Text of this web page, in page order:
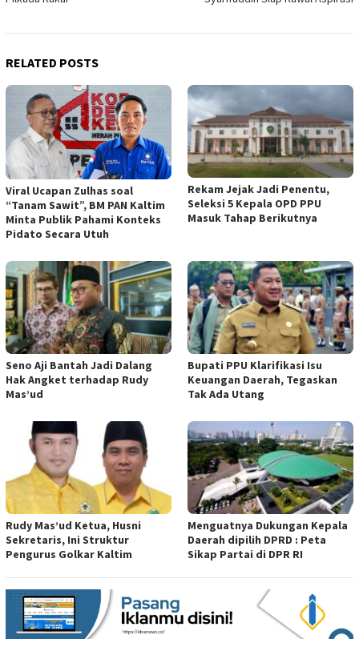
RELATED POSTS
Viral Ucapan Zulhas soal
“Tanam Sawit”, BM PAN Kaltim
Minta Publik Pahami Konteks
Pidato Secara Utuh
Rekam Jejak Jadi Penentu,
Seleksi 5 Kepala OPD PPU
Masuk Tahap Berikutnya
Seno Aji Bantah Jadi Dalang
Hak Angket terhadap Rudy
Mas’ud
Bupati PPU Klarifikasi Isu
Keuangan Daerah, Tegaskan
Tak Ada Utang
Rudy Mas’ud Ketua, Husni
Sekretaris, Ini Struktur
Pengurus Golkar Kaltim
Menguatnya Dukungan Kepala
Daerah dipilih DPRD : Peta
Sikap Partai di DPR RI